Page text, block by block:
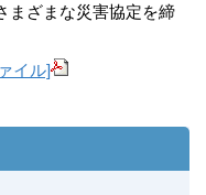
まざまな災害協定を締
イル]